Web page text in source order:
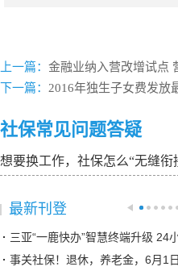
上一篇： 金融业纳入营改增试点
下一篇： 2016年独生子女费发放
社保常见问题答疑
想要换工作，社保怎么“无缝衔
最新刊登
三亚“一鹿快办”智慧终端升级 24
事关社保！退休，养老金，6月1